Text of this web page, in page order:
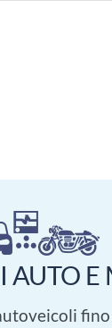
AUTO E
fino